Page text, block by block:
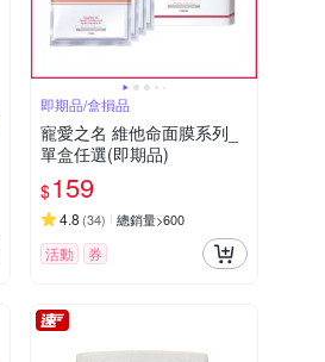
即期品/盒損品
寵愛之名 維他命面膜系列_
單盒任選(即期品)
$159
4.8 (34) 總銷量>600
活動 券